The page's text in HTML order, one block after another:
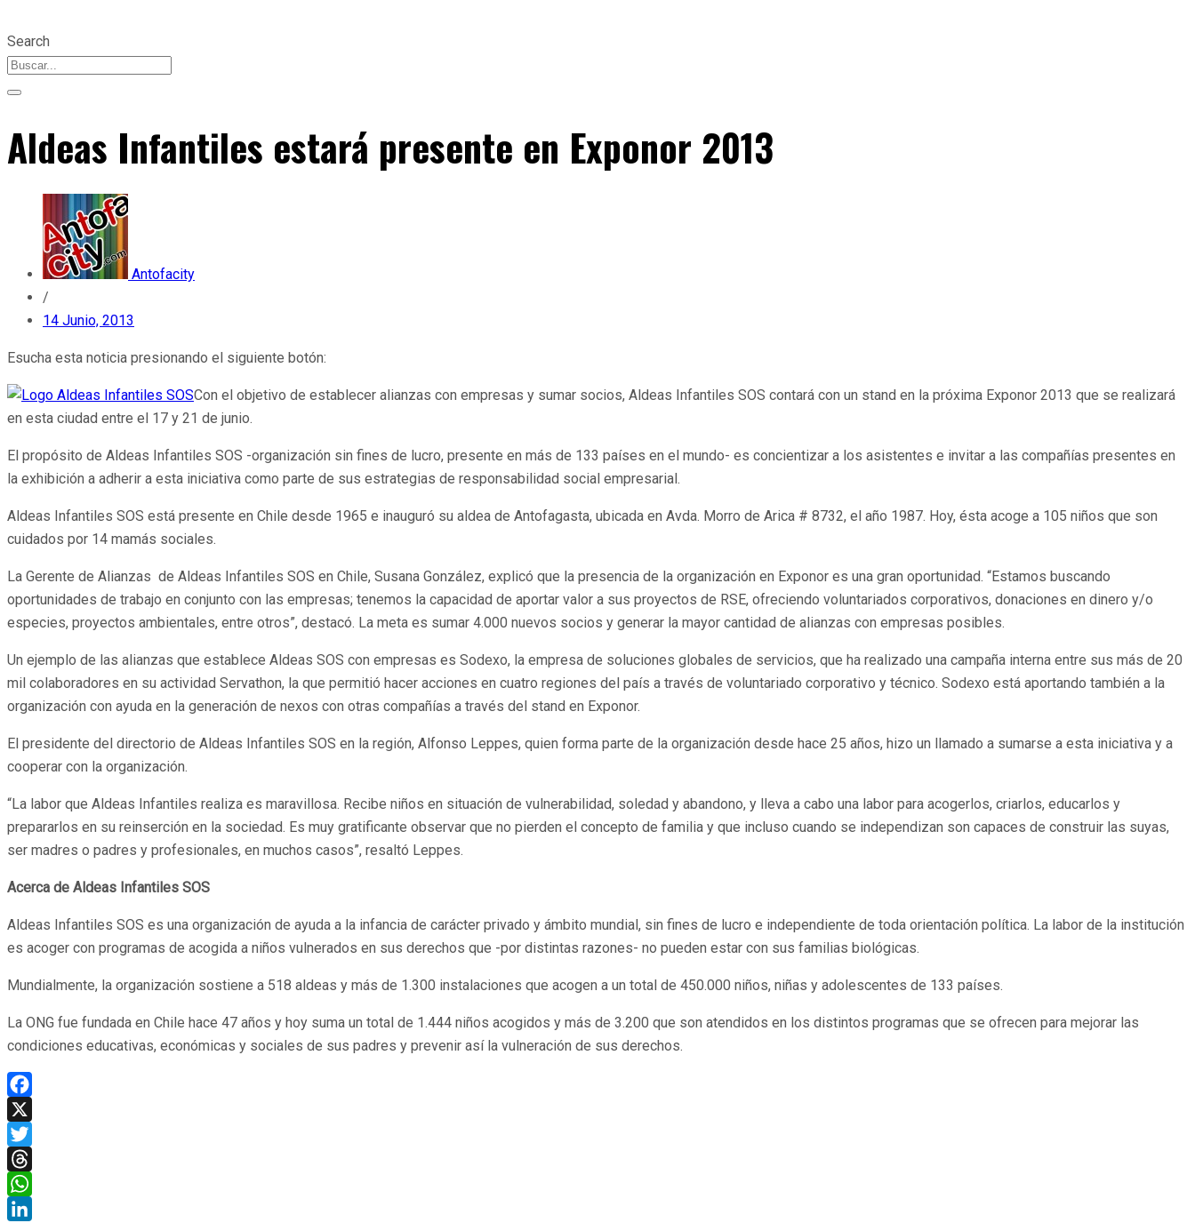
Search
Aldeas Infantiles estará presente en Exponor 2013
Antofacity
/
14 Junio, 2013
Esucha esta noticia presionando el siguiente botón:
Con el objetivo de establecer alianzas con empresas y sumar socios, Aldeas Infantiles SOS contará con un stand en la próxima Exponor 2013 que se realizará
en esta ciudad entre el 17 y 21 de junio.
El propósito de Aldeas Infantiles SOS -organización sin fines de lucro, presente en más de 133 países en el mundo- es concientizar a los asistentes e invitar a las compañías presentes en
la exhibición a adherir a esta iniciativa como parte de sus estrategias de responsabilidad social empresarial.
Aldeas Infantiles SOS está presente en Chile desde 1965 e inauguró su aldea de Antofagasta, ubicada en Avda. Morro de Arica # 8732, el año 1987. Hoy, ésta acoge a 105 niños que son
cuidados por 14 mamás sociales.
La Gerente de Alianzas de Aldeas Infantiles SOS en Chile, Susana González, explicó que la presencia de la organización en Exponor es una gran oportunidad. “Estamos buscando
oportunidades de trabajo en conjunto con las empresas; tenemos la capacidad de aportar valor a sus proyectos de RSE, ofreciendo voluntariados corporativos, donaciones en dinero y/o
especies, proyectos ambientales, entre otros”, destacó. La meta es sumar 4.000 nuevos socios y generar la mayor cantidad de alianzas con empresas posibles.
Un ejemplo de las alianzas que establece Aldeas SOS con empresas es Sodexo, la empresa de soluciones globales de servicios, que ha realizado una campaña interna entre sus más de 20
mil colaboradores en su actividad Servathon, la que permitió hacer acciones en cuatro regiones del país a través de voluntariado corporativo y técnico. Sodexo está aportando también a la
organización con ayuda en la generación de nexos con otras compañías a través del stand en Exponor.
El presidente del directorio de Aldeas Infantiles SOS en la región, Alfonso Leppes, quien forma parte de la organización desde hace 25 años, hizo un llamado a sumarse a esta iniciativa y a
cooperar con la organización.
“La labor que Aldeas Infantiles realiza es maravillosa. Recibe niños en situación de vulnerabilidad, soledad y abandono, y lleva a cabo una labor para acogerlos, criarlos, educarlos y
prepararlos en su reinserción en la sociedad. Es muy gratificante observar que no pierden el concepto de familia y que incluso cuando se independizan son capaces de construir las suyas,
ser madres o padres y profesionales, en muchos casos”, resaltó Leppes.
Acerca de Aldeas Infantiles SOS
Aldeas Infantiles SOS es una organización de ayuda a la infancia de carácter privado y ámbito mundial, sin fines de lucro e independiente de toda orientación política. La labor de la institución
es acoger con programas de acogida a niños vulnerados en sus derechos que -por distintas razones- no pueden estar con sus familias biológicas.
Mundialmente, la organización sostiene a 518 aldeas y más de 1.300 instalaciones que acogen a un total de 450.000 niños, niñas y adolescentes de 133 países.
La ONG fue fundada en Chile hace 47 años y hoy suma un total de 1.444 niños acogidos y más de 3.200 que son atendidos en los distintos programas que se ofrecen para mejorar las
condiciones educativas, económicas y sociales de sus padres y prevenir así la vulneración de sus derechos.
Facebook
X
Twitter
Threads
WhatsApp